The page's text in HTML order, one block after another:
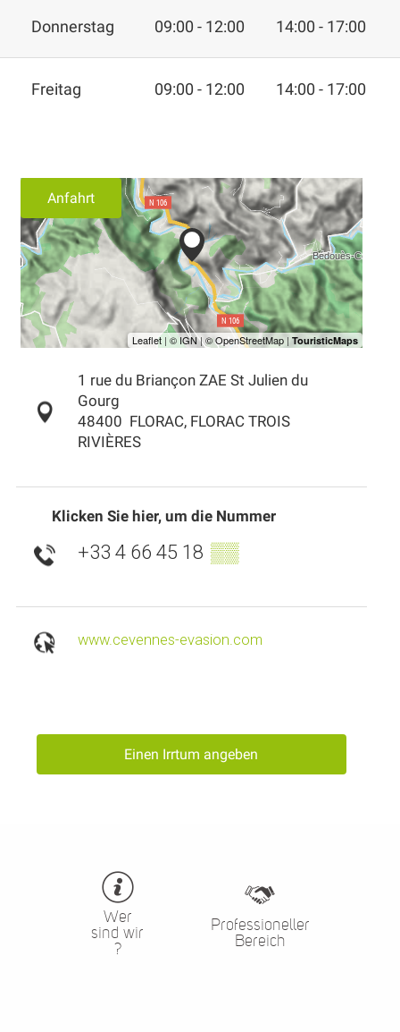
Donnerstag 09:00 - 12:00 14:00 - 17:00
Freitag 09:00 - 12:00 14:00 - 17:00
Anfahrt
1 rue du Briançon ZAE St Julien du
Gourg
48400
FLORAC, FLORAC TROIS
RIVIÈRES
Klicken Sie hier, um die Nummer
+33 4 66 45 18 ▒▒
www.cevennes-evasion.com
Einen Irrtum angeben
Wer
sind wir
?
Professioneller
Bereich